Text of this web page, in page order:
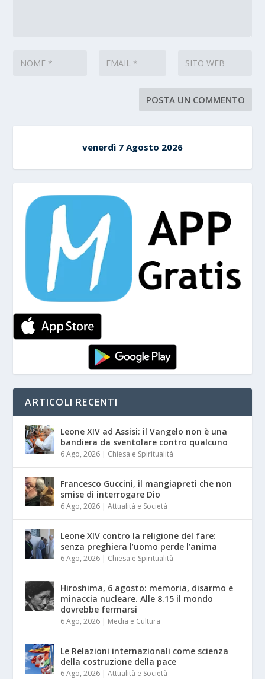
venerdì 7 Agosto 2026
ARTICOLI RECENTI
Leone XIV ad Assisi: il Vangelo non è una
bandiera da sventolare contro qualcuno
6 Ago, 2026 | Chiesa e Spiritualità
Francesco Guccini, il mangiapreti che non
smise di interrogare Dio
6 Ago, 2026 |Attualità e Società
Leone XIV contro la religione del fare:
senza preghiera l’uomo perde l’anima
6 Ago, 2026 | Chiesa e Spiritualità
Hiroshima, 6 agosto: memoria, disarmo e
minaccia nucleare. Alle 8.15 il mondo
dovrebbe fermarsi
6 Ago, 2026 | Media e Cultura
Le Relazioni internazionali come scienza
della costruzione della pace
6 Ago, 2026 |Attualità e Società